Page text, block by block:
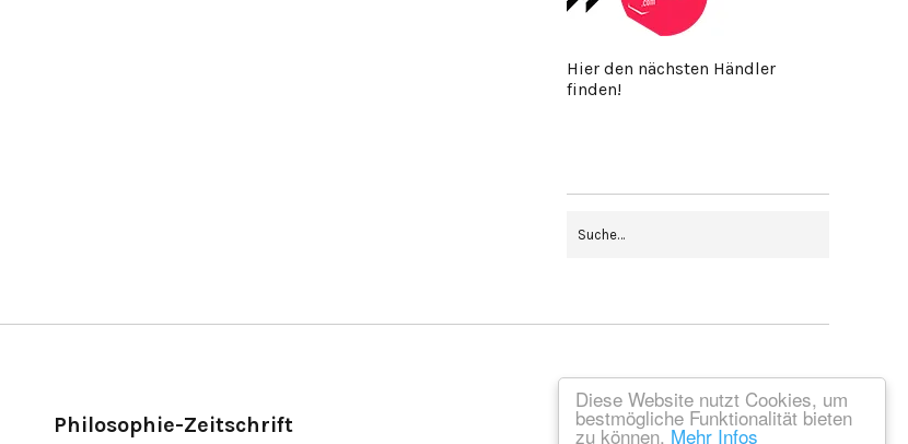
Diese Website nutzt Cookies, um
bestmögliche Funktionalität bieten
zu können. Mehr Infos
Hier den nächsten Händler
finden!
Philosophie-Zeitschrift